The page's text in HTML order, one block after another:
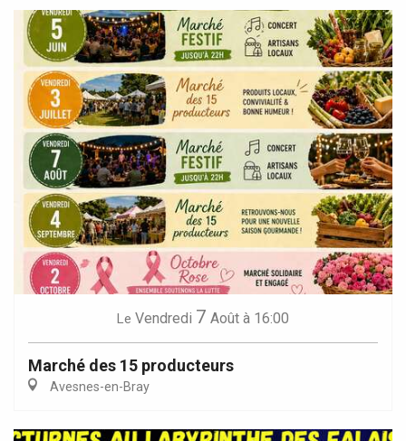
Le Vendredi 7 Août à 16:00
Marché des 15 producteurs
Avesnes-en-Bray